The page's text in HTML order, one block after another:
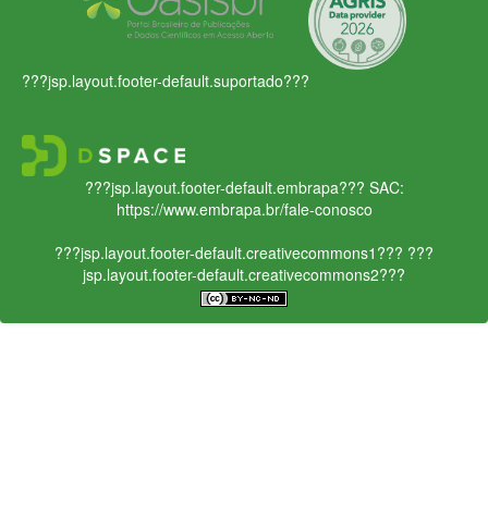
???jsp.layout.footer-default.suportado???
???jsp.layout.footer-default.embrapa??? SAC:
https://www.embrapa.br/fale-conosco
???jsp.layout.footer-default.creativecommons1??? ???
jsp.layout.footer-default.creativecommons2???